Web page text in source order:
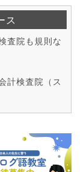
ス
査院も規則な
計検査院（ス